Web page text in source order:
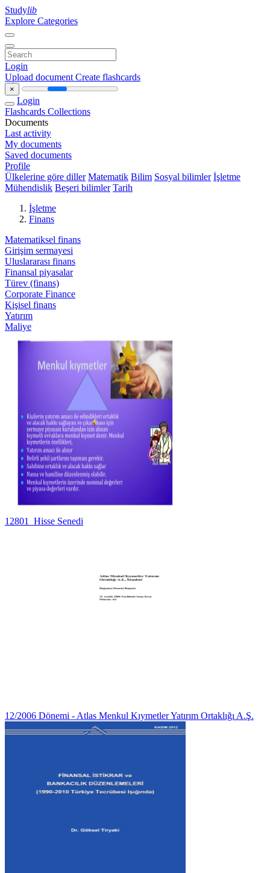
Studylib
Explore Categories
Login
Upload document Create flashcards
×
Login
Flashcards Collections
Documents
Last activity
My documents
Saved documents
Profile
Ülkelerine göre diller Matematik Bilim Sosyal bilimler İşletme
Mühendislik Beşeri bilimler Tarih
İşletme
Finans
Matematiksel finans
Girişim sermayesi
Uluslararası finans
Finansal piyasalar
Türev (finans)
Corporate Finance
Kişisel finans
Yatırım
Maliye
12801_Hisse Senedi
12/2006 Dönemi - Atlas Menkul Kıymetler Yatırım Ortaklığı A.Ş.